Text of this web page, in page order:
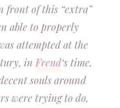
front of this “extra”
able to properly
attempted at the
in Freud‘s time,
souls around
were trying to do,